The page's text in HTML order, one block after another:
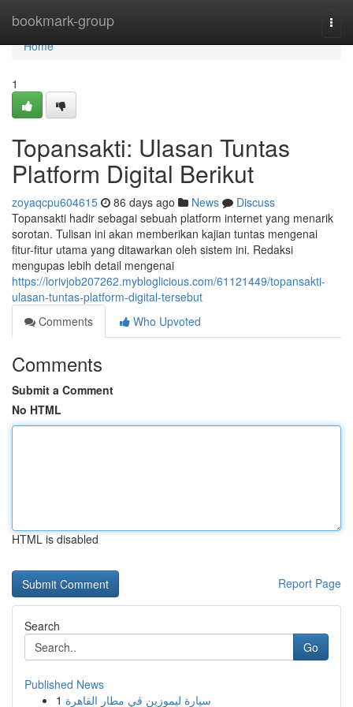
bookmark-group
Home
Home
1
Topansakti: Ulasan Tuntas
Platform Digital Berikut
zoyaqcpu604615 86 days ago News
Discuss
Topansakti hadir sebagai sebuah platform internet yang menarik
sorotan. Tulisan ini akan memberikan kajian tuntas mengenai
fitur-fitur utama yang ditawarkan oleh sistem ini. Redaksi
mengupas lebih detail mengenai
https://lorivjob207262.mybloglicious.com/61121449/topansakti-
ulasan-tuntas-platform-digital-tersebut
Comments
Who Upvoted
Comments
Submit a Comment
No HTML
HTML is disabled
Report Page
Search
Go
Published News
1 سيارة ليموزين في مطار القاهرة